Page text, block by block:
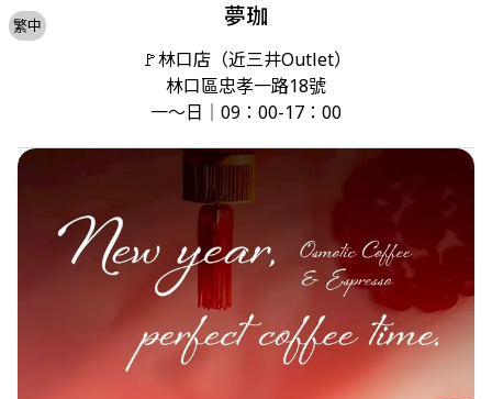
繁中 夢珈
🚩林口店（近三井Outlet）
林口區忠孝一路18號
一～日｜09：00-17：00